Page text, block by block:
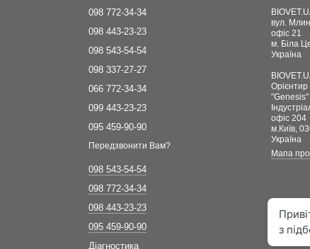
098 772-34-34
098 443-23-23
098 543-54-54
098 337-27-27
066 772-34-34
099 443-23-23
095 459-90-90
Передзвонити Вам?
098 543-54-54
098 772-34-34
098 443-23-23
095 459-90-90
Діагностика
вул.
офіс 21
м. Біла
Україна
"Genesis"
офіс 204
м.Київ,
Україна
Мапа